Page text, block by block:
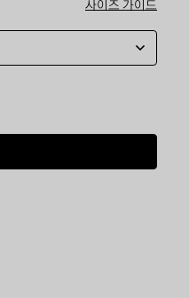
사이즈 가이드